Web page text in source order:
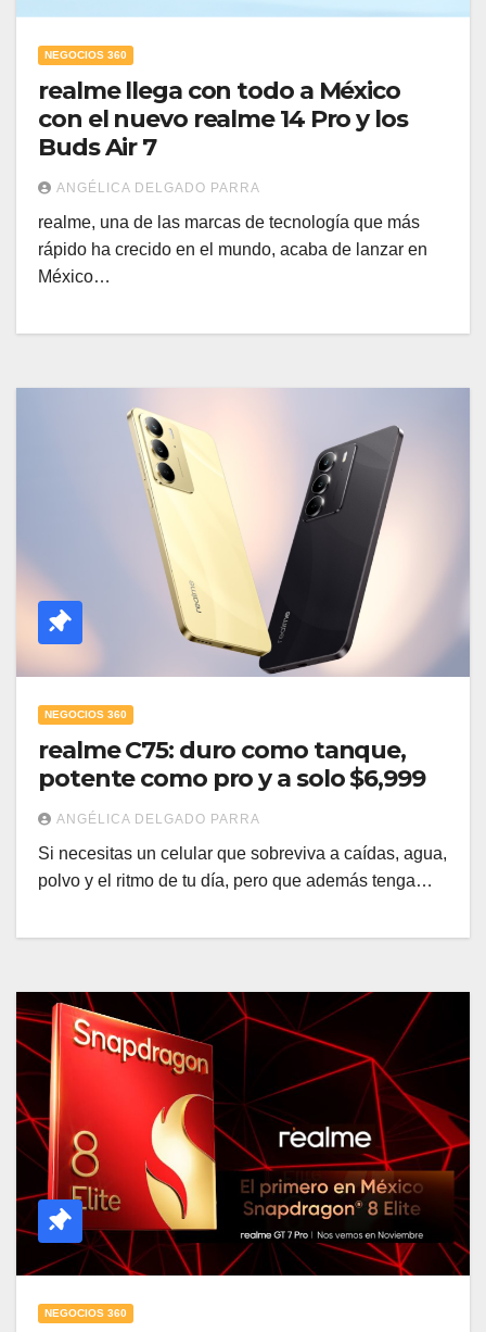
NEGOCIOS 360
realme llega con todo a México
con el nuevo realme 14 Pro y los
Buds Air 7
ANGÉLICA DELGADO PARRA
realme, una de las marcas de tecnología que más
rápido ha crecido en el mundo, acaba de lanzar en
México…
NEGOCIOS 360
realme C75: duro como tanque,
potente como pro y a solo $6,999
ANGÉLICA DELGADO PARRA
Si necesitas un celular que sobreviva a caídas, agua,
polvo y el ritmo de tu día, pero que además tenga…
NEGOCIOS 360